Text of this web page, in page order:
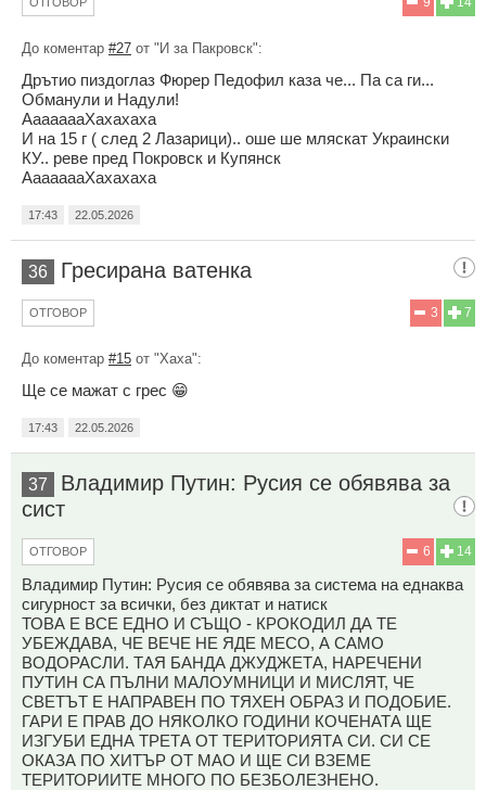
До коментар #27 от "И за Пакровск":
Дрътио пиздоглаз Фюрер Педофил каза че... Па са ги...
Обманули и Надули!
АааааааХахахаха
И на 15 г ( след 2 Лазарици).. оше ше мляскат Украински
КУ.. реве пред Покровск и Купянск
АааааааХахахаха
17:43 22.05.2026
36 Гресирана ватенка
7
3
ОТГОВОР
До коментар #15 от "Хаха":
Ще се мажат с грес 😁
17:43 22.05.2026
37
Владимир Путин: Русия се обявява за
сист
14
6
ОТГОВОР
Владимир Путин: Русия се обявява за система на еднаква
сигурност за всички, без диктат и натиск
ТОВА Е ВСЕ ЕДНО И СЪЩО - КРОКОДИЛ ДА ТЕ
УБЕЖДАВА, ЧЕ ВЕЧЕ НЕ ЯДЕ МЕСО, А САМО
ВОДОРАСЛИ. ТАЯ БАНДА ДЖУДЖЕТА, НАРЕЧЕНИ
ПУТИН СА ПЪЛНИ МАЛОУМНИЦИ И МИСЛЯТ, ЧЕ
СВЕТЪТ Е НАПРАВЕН ПО ТЯХЕН ОБРАЗ И ПОДОБИЕ.
ГАРИ Е ПРАВ ДО НЯКОЛКО ГОДИНИ КОЧЕНАТА ЩЕ
ИЗГУБИ ЕДНА ТРЕТА ОТ ТЕРИТОРИЯТА СИ. СИ СЕ
ОКАЗА ПО ХИТЪР ОТ МАО И ЩЕ СИ ВЗЕМЕ
ТЕРИТОРИИТЕ МНОГО ПО БЕЗБОЛЕЗНЕНО.